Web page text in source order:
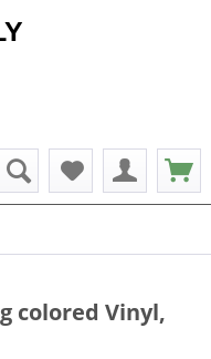
colored Vinyl,